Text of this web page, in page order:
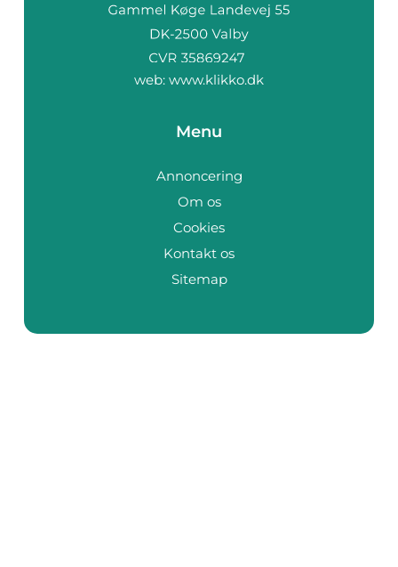
web: www.klikko.dk
Menu
Annoncering
Om os
Cookies
Kontakt os
Sitemap